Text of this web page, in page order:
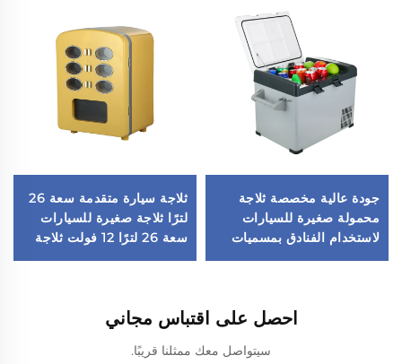
جودة عالية مخصصة ثلاجة
محمولة صغيرة للسيارات
لاستخدام الفنادق بمسميات
خاصة
ثلاجة سيارة متقدمة سعة 26
لترًا ثلاجة صغيرة للسيارات
سعة 26 لترًا 12 فولت ثلاجة
سيارة
احصل على اقتباس مجاني
سيتواصل معك ممثلنا قريبًا.